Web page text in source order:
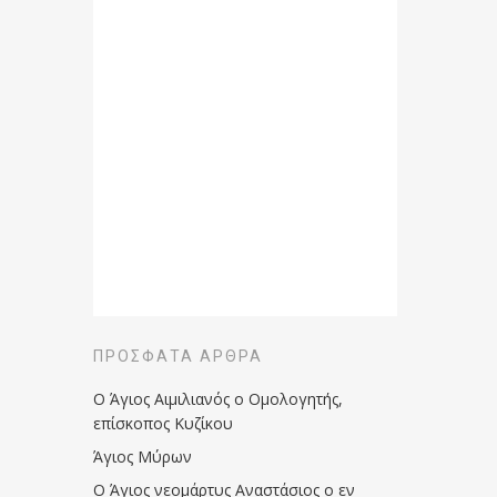
ΠΡΌΣΦΑΤΑ ΆΡΘΡΑ
Ο Άγιος Αιμιλιανός ο Ομολογητής,
επίσκοπος Κυζίκου
Άγιος Μύρων
Ο Άγιος νεομάρτυς Αναστάσιος ο εν